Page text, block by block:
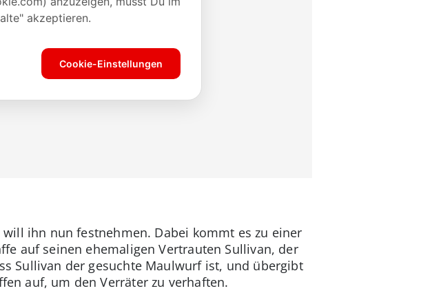
ihn nun festnehmen. Dabei kommt es zu einer
auf seinen ehemaligen Vertrauten Sullivan, der
Sullivan der gesuchte Maulwurf ist, und übergibt
auf, um den Verräter zu verhaften.